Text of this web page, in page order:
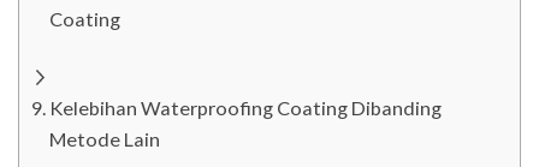
Coating
Kelebihan Waterproofing Coating Dibanding
Metode Lain